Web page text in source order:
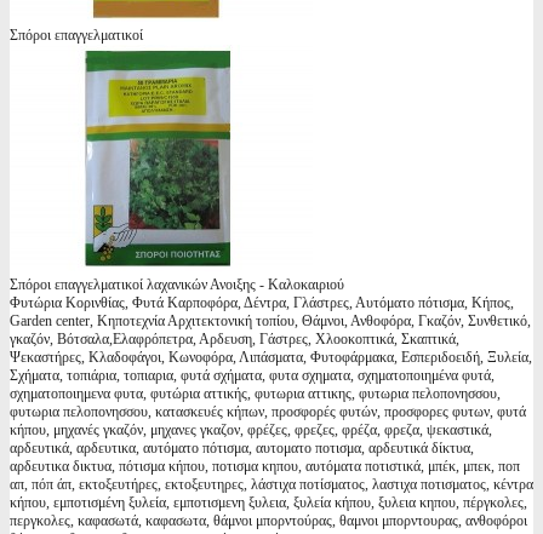
Σπόροι επαγγελματικοί
Σπόροι επαγγελματικοί λαχανικών Ανοιξης - Καλοκαιριού
Φυτώρια Κορινθίας, Φυτά Καρποφόρα, Δέντρα, Γλάστρες, Αυτόματο πότισμα, Κήπος,
Garden center, Κηποτεχνία Αρχιτεκτονική τοπίου, Θάμνοι, Ανθοφόρα, Γκαζόν, Συνθετικό,
γκαζόν, Βότσαλα,Ελαφρόπετρα, Αρδευση, Γάστρες, Χλοοκοπτικά, Σκαπτικά,
Ψεκαστήρες, Κλαδοφάγοι, Κωνοφόρα, Λιπάσματα, Φυτοφάρμακα, Εσπεριδοειδή, Ξυλεία,
Σχήματα, τοπιάρια, τοπιαρια, φυτά σχήματα, φυτα σχηματα, σχηματοποιημένα φυτά,
σχηματοποιημενα φυτα, φυτώρια αττικής, φυτωρια αττικης, φυτωρια πελοπονησσου,
φυτωρια πελοπονησσου, κατασκευές κήπων, προσφορές φυτών, προσφορες φυτων, φυτά
κήπου, μηχανές γκαζόν, μηχανες γκαζον, φρέζες, φρεζες, φρέζα, φρεζα, ψεκαστικά,
αρδευτικά, αρδευτικα, αυτόματο πότισμα, αυτοματο ποτισμα, αρδευτικά δίκτυα,
αρδευτικα δικτυα, πότισμα κήπου, ποτισμα κηπου, αυτόματα ποτιστικά, μπέκ, μπεκ, ποπ
απ, πόπ άπ, εκτοξευτήρες, εκτοξευτηρες, λάστιχα ποτίσματος, λαστιχα ποτισματος, κέντρα
κήπου, εμποτισμένη ξυλεία, εμποτισμενη ξυλεια, ξυλεία κήπου, ξυλεια κηπου, πέργκολες,
περγκολες, καφασωτά, καφασωτα, θάμνοι μπορντούρας, θαμνοι μπορντουρας, ανθοφόροι